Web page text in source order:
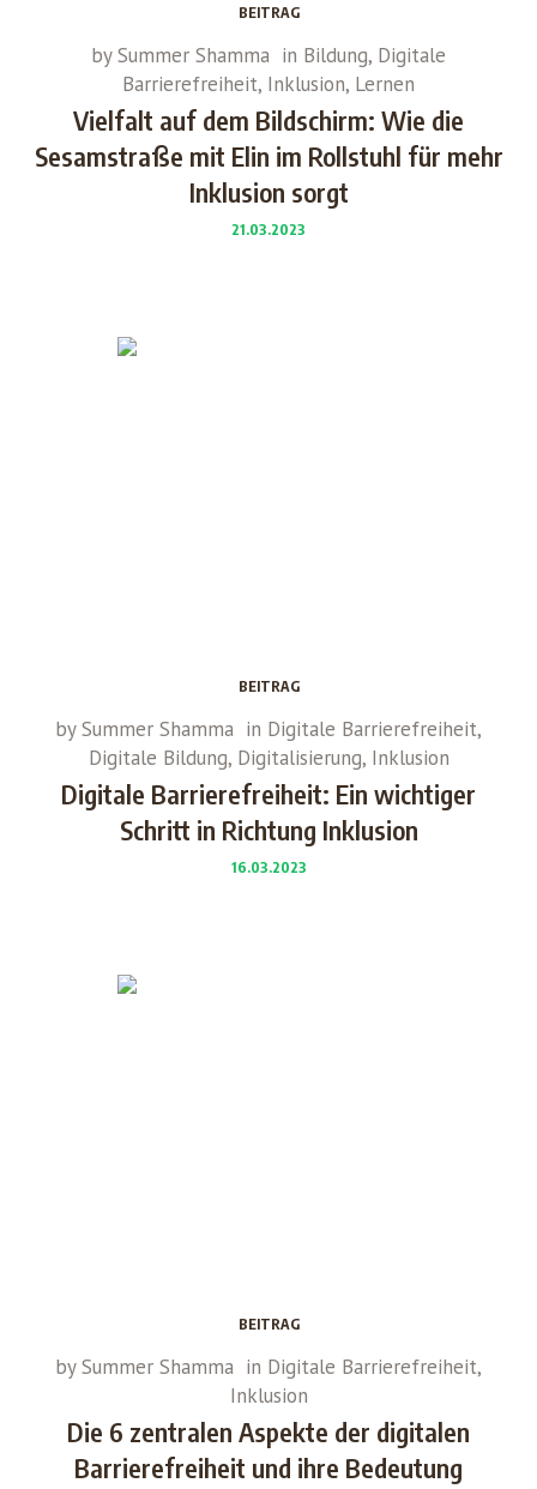
BEITRAG
bySummer Shamma in Bildung, Digitale
Barrierefreiheit, Inklusion, Lernen
Vielfalt auf dem Bildschirm: Wie die
Sesamstraße mit Elin im Rollstuhl für mehr
Inklusion sorgt
21.03.2023
BEITRAG
bySummer Shamma in Digitale Barrierefreiheit,
Digitale Bildung, Digitalisierung, Inklusion
Digitale Barrierefreiheit: Ein wichtiger
Schritt in Richtung Inklusion
16.03.2023
BEITRAG
bySummer Shamma in Digitale Barrierefreiheit,
Inklusion
Die 6 zentralen Aspekte der digitalen
Barrierefreiheit und ihre Bedeutung